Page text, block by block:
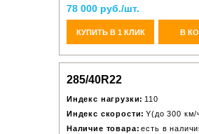
78 000 руб./шт.
КУПИТЬ В 1 КЛИК В
285/40R22
Индекс нагрузки: 110
Индекс скорости: Y(до 300 км/
Наличие товара: есть в